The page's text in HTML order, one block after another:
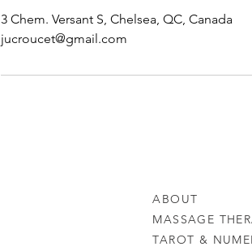
3 Chem. Versant S, Chelsea, QC, Canada
jucroucet@gmail.com
ABOUT
MASSAGE
TAROT &